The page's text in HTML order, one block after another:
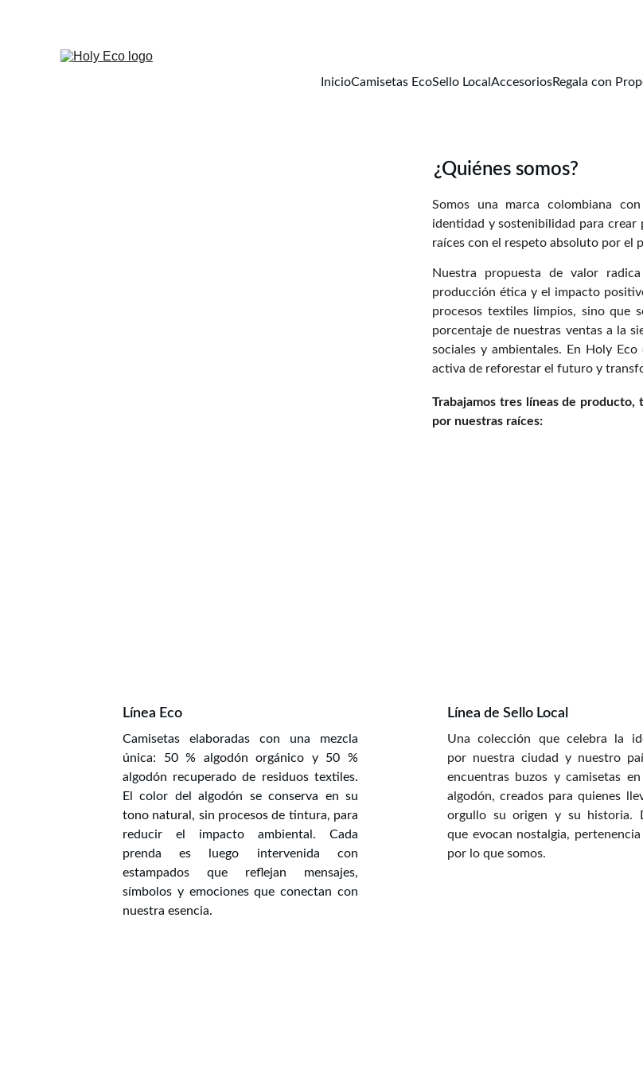
InicioCamisetas EcoSello LocalAccesoriosRegala con
Somos una marca colombiana
identidad y sostenibilidad para
raíces con el respeto absoluto por el
Nuestra propuesta de valor
producción ética y el impacto
procesos textiles limpios, sino que
porcentaje de nuestras ventas a la
sociales y ambientales. En Holy
activa de reforestar el futuro y
Trabajamos tres líneas de
por nuestras raíces:
¿Quiénes somos?
Línea Eco
Camisetas elaboradas con una mezcla
única: 50 % algodón orgánico y 50 %
algodón recuperado de residuos textiles.
El color del algodón se conserva en su
tono natural, sin procesos de tintura, para
reducir el impacto ambiental. Cada
prenda es luego intervenida con
estampados que reflejan mensajes,
símbolos y emociones que conectan con
nuestra esencia.
Línea de Sello Local
Una colección que celebra la
por nuestra ciudad y nuestro
encuentras buzos y camisetas
algodón, creados para quienes
orgullo su origen y su historia.
que evocan nostalgia,
por lo que somos.